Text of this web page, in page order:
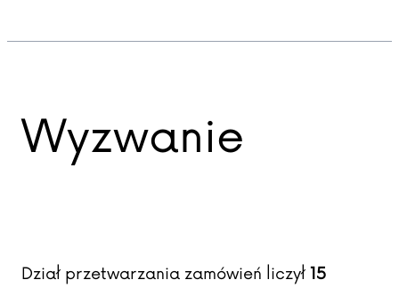
Wyzwanie
Dział przetwarzania zamówień liczył 15